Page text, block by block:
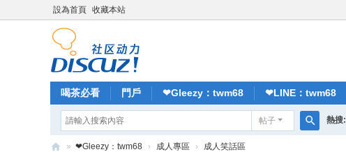
設為首頁 收藏本站
喝茶必看 門戶 ❤Gleezy：twm68 ❤LINE：twm68
帖子 熱搜:
» ❤Gleezy：twm68 › 成人專區 › 成人笑話區